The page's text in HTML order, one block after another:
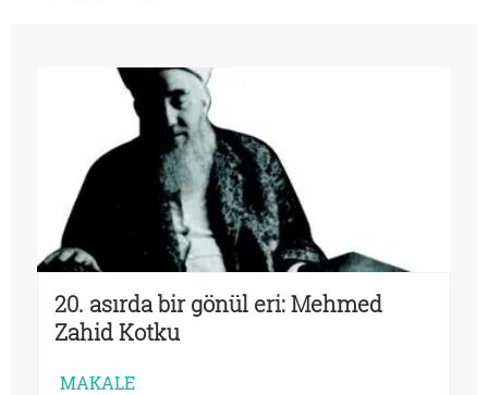
20. asırda bir gönül eri: Mehmed
Zahid Kotku
MAKALE